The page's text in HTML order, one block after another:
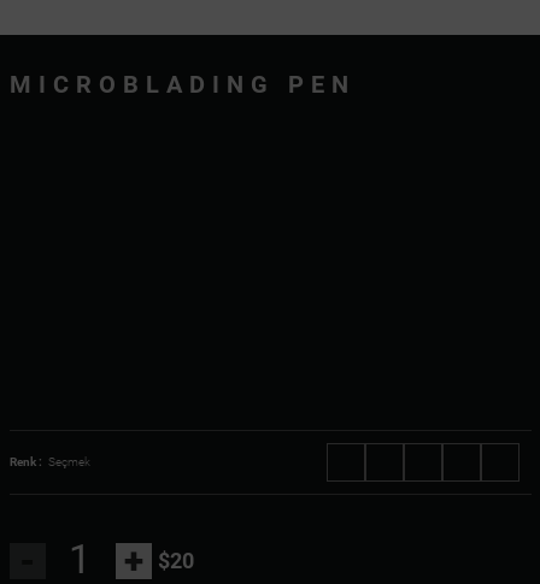
MICROBLADING PEN
Renk : Seçmek
+ $20